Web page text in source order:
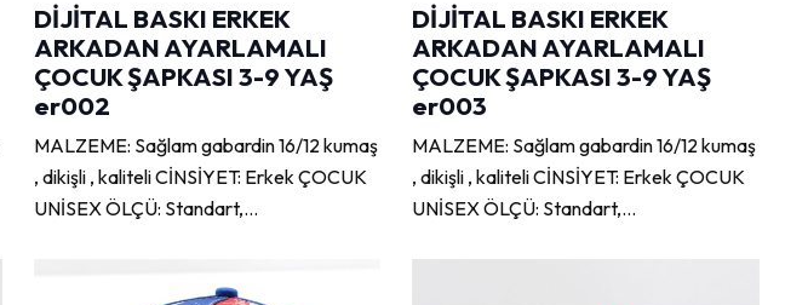
DİJİTAL BASKI ERKEK
ARKADAN AYARLAMALI
ÇOCUK ŞAPKASI 3-9 YAŞ
er002
MALZEME: Sağlam gabardin 16/12 kumaş
, dikişli , kaliteli CİNSİYET: Erkek ÇOCUK
UNİSEX ÖLÇÜ: Standart,…
DİJİTAL BASKI ERKEK
ARKADAN AYARLAMALI
ÇOCUK ŞAPKASI 3-9 YAŞ
er003
MALZEME: Sağlam gabardin 16/12 kumaş
, dikişli , kaliteli CİNSİYET: Erkek ÇOCUK
UNİSEX ÖLÇÜ: Standart,…